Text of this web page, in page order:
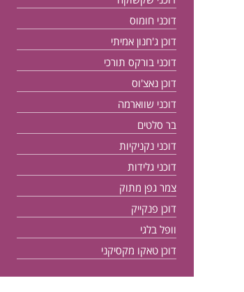
דוכני חומוס
דוכן ג'חנון אמיתי
דוכני בורקס תורכי
דוכן נאצ'וס
דוכני שווארמה
בר סלטים
דוכני נקניקיות
דוכני גלידות
צמר גפן מתוק
דוכן פנקייק
וופל בלגי
דוכן טאקו מקסיקני